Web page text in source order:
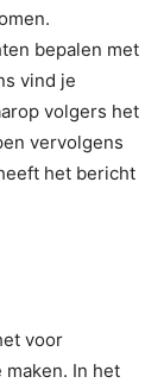
bepalen met
vind je
volgers het
vervolgens
het bericht
voor
In het